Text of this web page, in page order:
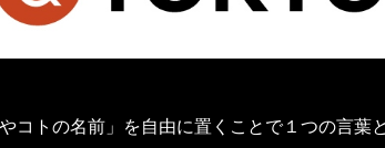
トの名前」を自由に置くことで１つの言葉と